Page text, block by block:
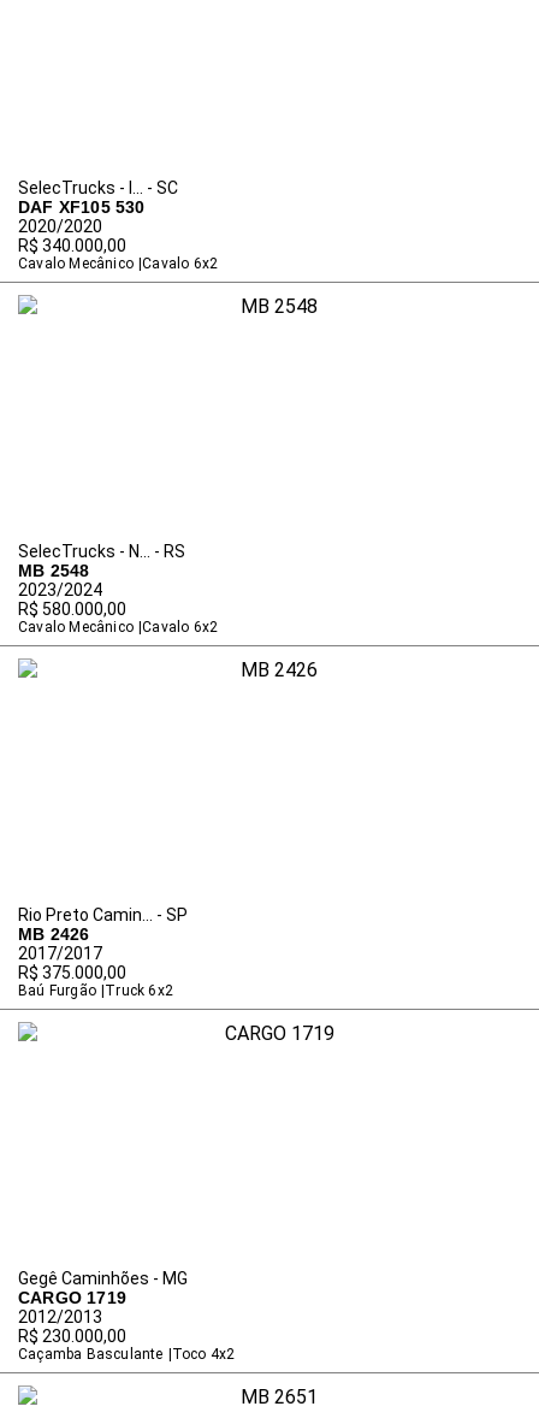
SelecTrucks - I... - SC
DAF XF105 530
2020/2020
R$ 340.000,00
Cavalo Mecânico Cavalo 6x2
SelecTrucks - N... - RS
MB 2548
2023/2024
R$ 580.000,00
Cavalo Mecânico Cavalo 6x2
Rio Preto Camin... - SP
MB 2426
2017/2017
R$ 375.000,00
Baú Furgão Truck 6x2
Gegê Caminhões - MG
CARGO 1719
2012/2013
R$ 230.000,00
Caçamba Basculante Toco 4x2